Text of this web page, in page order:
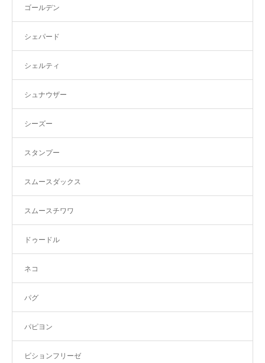
ゴールデン
シェパード
シェルティ
シュナウザー
シーズー
スタンプー
スムースダックス
スムースチワワ
ドゥードル
ネコ
パグ
パピヨン
ビションフリーゼ